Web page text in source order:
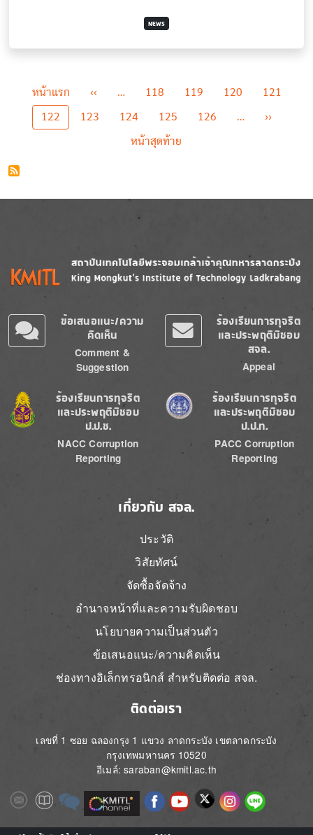
NEWS
Pagination
หน้าแรกFirst page
‹‹Previous page
… 118 119 120 121
122 123 124 125 126 … ››Next
หน้าสุดท้าย
Image
ข้อเสนอแนะ/ความ
คิดเห็น
Comment &
Suggestion
ร้องเรียนการทุจริต
และประพฤติมิชอบ
สจล.
Appeal
Image
ร้องเรียนการทุจริต
และประพฤติมิชอบ
ป.ป.ช.
NACC Corruption
Reporting
Image
ร้องเรียนการทุจริต
และประพฤติมิชอบ
ป.ป.ท.
PACC Corruption
Reporting
เกี่ยวกับ สจล.
ประวัติ
วิสัยทัศน์
จัดซื้อจัดจ้าง
อำนาจหน้าที่และความรับผิดชอบ
นโยบายความเป็นส่วนตัว
ข้อเสนอแนะ/ความคิดเห็น
ช่องทางอิเล็กทรอนิกส์ สำหรับติดต่อ สจล.
ติดต่อเรา
เลขที่ 1 ซอย ฉลองกรุง 1 แขวง ลาดกระบัง เขตลาดกระบัง
กรุงเทพมหานคร 10520
อีเมล์: saraban@kmitl.ac.th
ImageImageImage Image ImageImageImageImageImage